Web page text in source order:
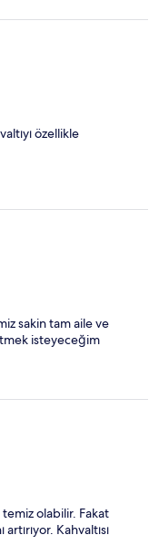
özellikle
sakin tam aile ve
isteyeceğim
olabilir. Fakat
Kahvaltısı